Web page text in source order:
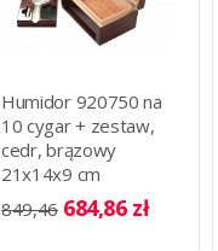
Humidor 920750 na
10 cygar + zestaw,
cedr, brązowy
21x14x9 cm
849,46 684,86 zł